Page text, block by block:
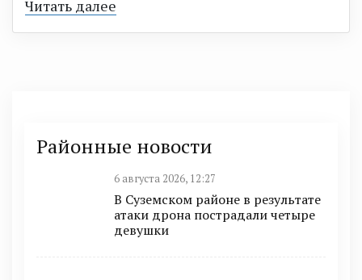
Читать далее
Районные новости
6 августа 2026, 12:27
В Суземском районе в результате
атаки дрона пострадали четыре
девушки